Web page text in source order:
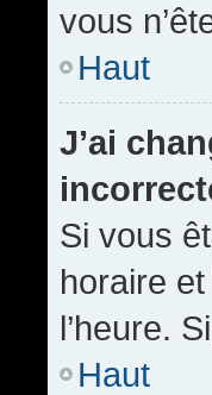
vous
Haut
J’ai
Si vous
horaire
l’heure.
Haut